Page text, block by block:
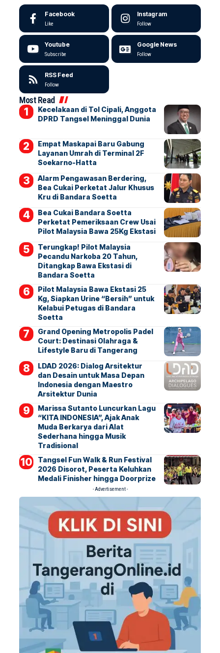
Facebook
Like
Instagram
Follow
Youtube
Subscribe
Google News
Follow
RSS Feed
Follow
Most Read
Kecelakaan di Tol Cipali, Anggota
DPRD Tangsel Meninggal Dunia
Empat Maskapai Baru Gabung
Layanan Umrah di Terminal 2F
Soekarno-Hatta
Alarm Pengawasan Berdering,
Bea Cukai Perketat Jalur Khusus
Kru di Bandara Soetta
Bea Cukai Bandara Soetta
Perketat Pemeriksaan Crew Usai
Pilot Malaysia Bawa 25Kg Ekstasi
Terungkap! Pilot Malaysia
Pecandu Narkoba 20 Tahun,
Ditangkap Bawa Ekstasi di
Bandara Soetta
Pilot Malaysia Bawa Ekstasi 25
Kg, Siapkan Urine “Bersih” untuk
Kelabui Petugas di Bandara
Soetta
Grand Opening Metropolis Padel
Court: Destinasi Olahraga &
Lifestyle Baru di Tangerang
LDAD 2026: Dialog Arsitektur
dan Desain untuk Masa Depan
Indonesia dengan Maestro
Arsitektur Dunia
Marissa Sutanto Luncurkan Lagu
“KITA INDONESIA”, Ajak Anak
Muda Berkarya dari Alat
Sederhana hingga Musik
Tradisional
Tangsel Fun Walk & Run Festival
2026 Disorot, Peserta Keluhkan
Medali Finisher hingga Doorprize
- Advertisement -